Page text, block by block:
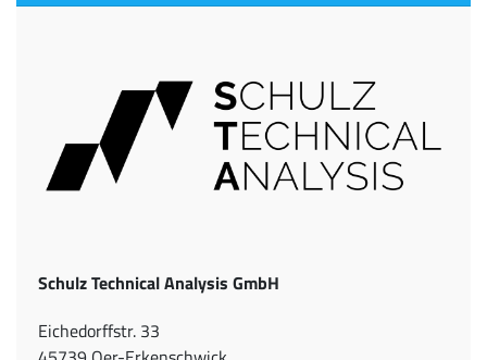
Schulz Technical Analysis GmbH
Eichedorffstr. 33